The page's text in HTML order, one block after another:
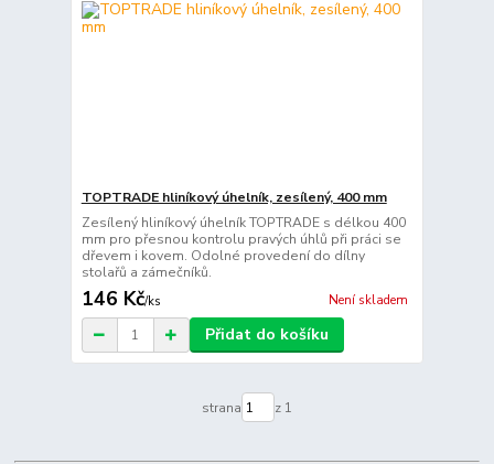
TOPTRADE hliníkový úhelník, zesílený, 400 mm
Zesílený hliníkový úhelník TOPTRADE s délkou 400
mm pro přesnou kontrolu pravých úhlů při práci se
dřevem i kovem. Odolné provedení do dílny
stolařů a zámečníků.
146 Kč/ks Není skladem
Přidat do košíku
strana z 1